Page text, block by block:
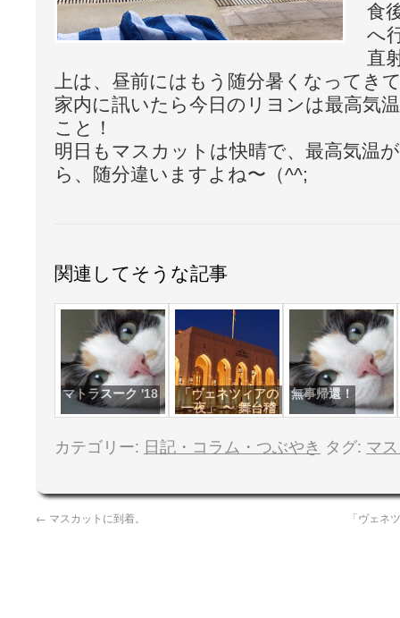
食
へ
直
上は、昼前にはもう随分暑くなってき
家内に訊いたら今日のリヨンは最高気
こと！
明日もマスカットは快晴で、最高気温
ら、随分違いますよね〜（^^;
関連してそうな記事
マトラスーク '18
「ヴェネツィアの
一夜」 〜 舞台稽
古 〜 マスカット
無事帰還！
カテゴリー: 日記・コラム・つぶやき タグ: マ
← マスカットに到着。 「ヴェネ